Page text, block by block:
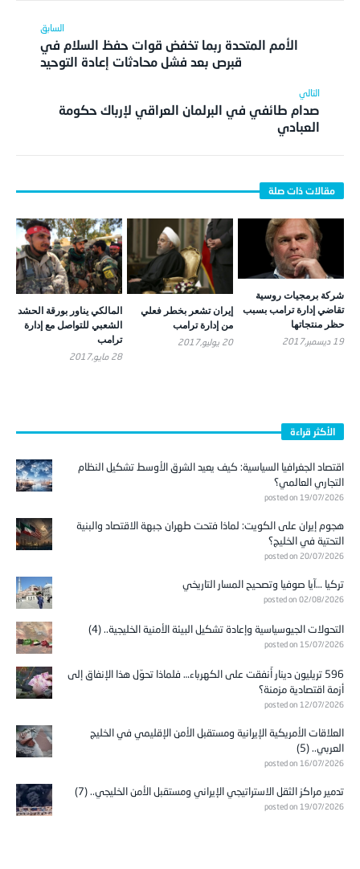
الأمم المتحدة ربما تخفض قوات حفظ السلام في
قبرص بعد فشل محادثات إعادة التوحيد
صدام طائفي في البرلمان العراقي لإرباك حكومة
العبادي
شركة برمجيات روسية
تقاضي إدارة ترامب بسبب
حظر منتجاتها
19 ديسمبر,2017
إيران تشعر بخطر فعلي
من إدارة ترامب
20 يوليو,2017
المالكي يناور بورقة الحشد
الشعبي للتواصل مع إدارة
ترامب
28 مايو,2017
الأكثر قراءة
اقتصاد الجغرافيا السياسية: كيف يعيد الشرق الأوسط تشكيل النظام
التجاري العالمي؟
posted on 19/07/2026
هجوم إيران على الكويت: لماذا فتحت طهران جبهة الاقتصاد والبنية
التحتية في الخليج؟
posted on 20/07/2026
تركيا …آيا صوفيا وتصحيح المسار التاريخي
posted on 02/08/2026
التحولات الجيوسياسية وإعادة تشكيل البيئة الأمنية الخليجية.. (4)
posted on 15/07/2026
596 تريليون دينار أُنفقت على الكهرباء… فلماذا تحوّل هذا الإنفاق إلى
أزمة اقتصادية مزمنة؟
posted on 12/07/2026
العلاقات الأمريكية الإيرانية ومستقبل الأمن الإقليمي في الخليج
العربي.. (5)
posted on 16/07/2026
تدمير مراكز الثقل الاستراتيجي الإيراني ومستقبل الأمن الخليجي.. (7)
posted on 19/07/2026